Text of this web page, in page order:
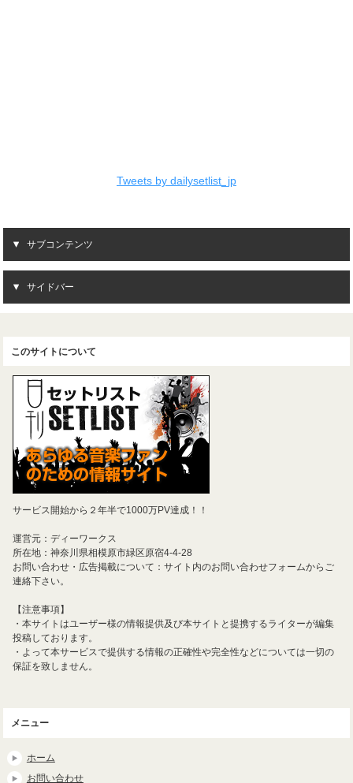
Tweets by dailysetlist_jp
サブコンテンツ
サイドバー
このサイトについて
サービス開始から２年半で1000万PV達成！！
運営元：ディーワークス
所在地：神奈川県相模原市緑区原宿4-4-28
お問い合わせ・広告掲載について：サイト内のお問い合わせフォームからご
連絡下さい。
【注意事項】
・本サイトはユーザー様の情報提供及び本サイトと提携するライターが編集
投稿しております。
・よって本サービスで提供する情報の正確性や完全性などについては一切の
保証を致しません。
メニュー
ホーム
お問い合わせ